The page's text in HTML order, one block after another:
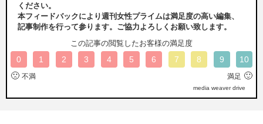
ください。
本フィードバックにより週刊女性プライムは満足度の高い編集、
記事制作を行って参ります。ご協力よろしくお願い致します。
この記事の閲覧したお客様の満足度
0 1 2 3 4 5 6 7 8 9 10
🙁 不満 満足 🙂
media weaver drive